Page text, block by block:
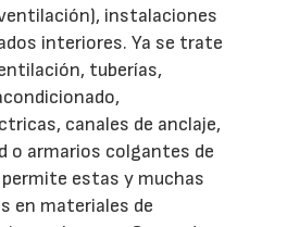
instalaciones
interiores. Ya se trate
tuberías,
canales de anclaje,
o armarios colgantes de
estas y muchas
en materiales de